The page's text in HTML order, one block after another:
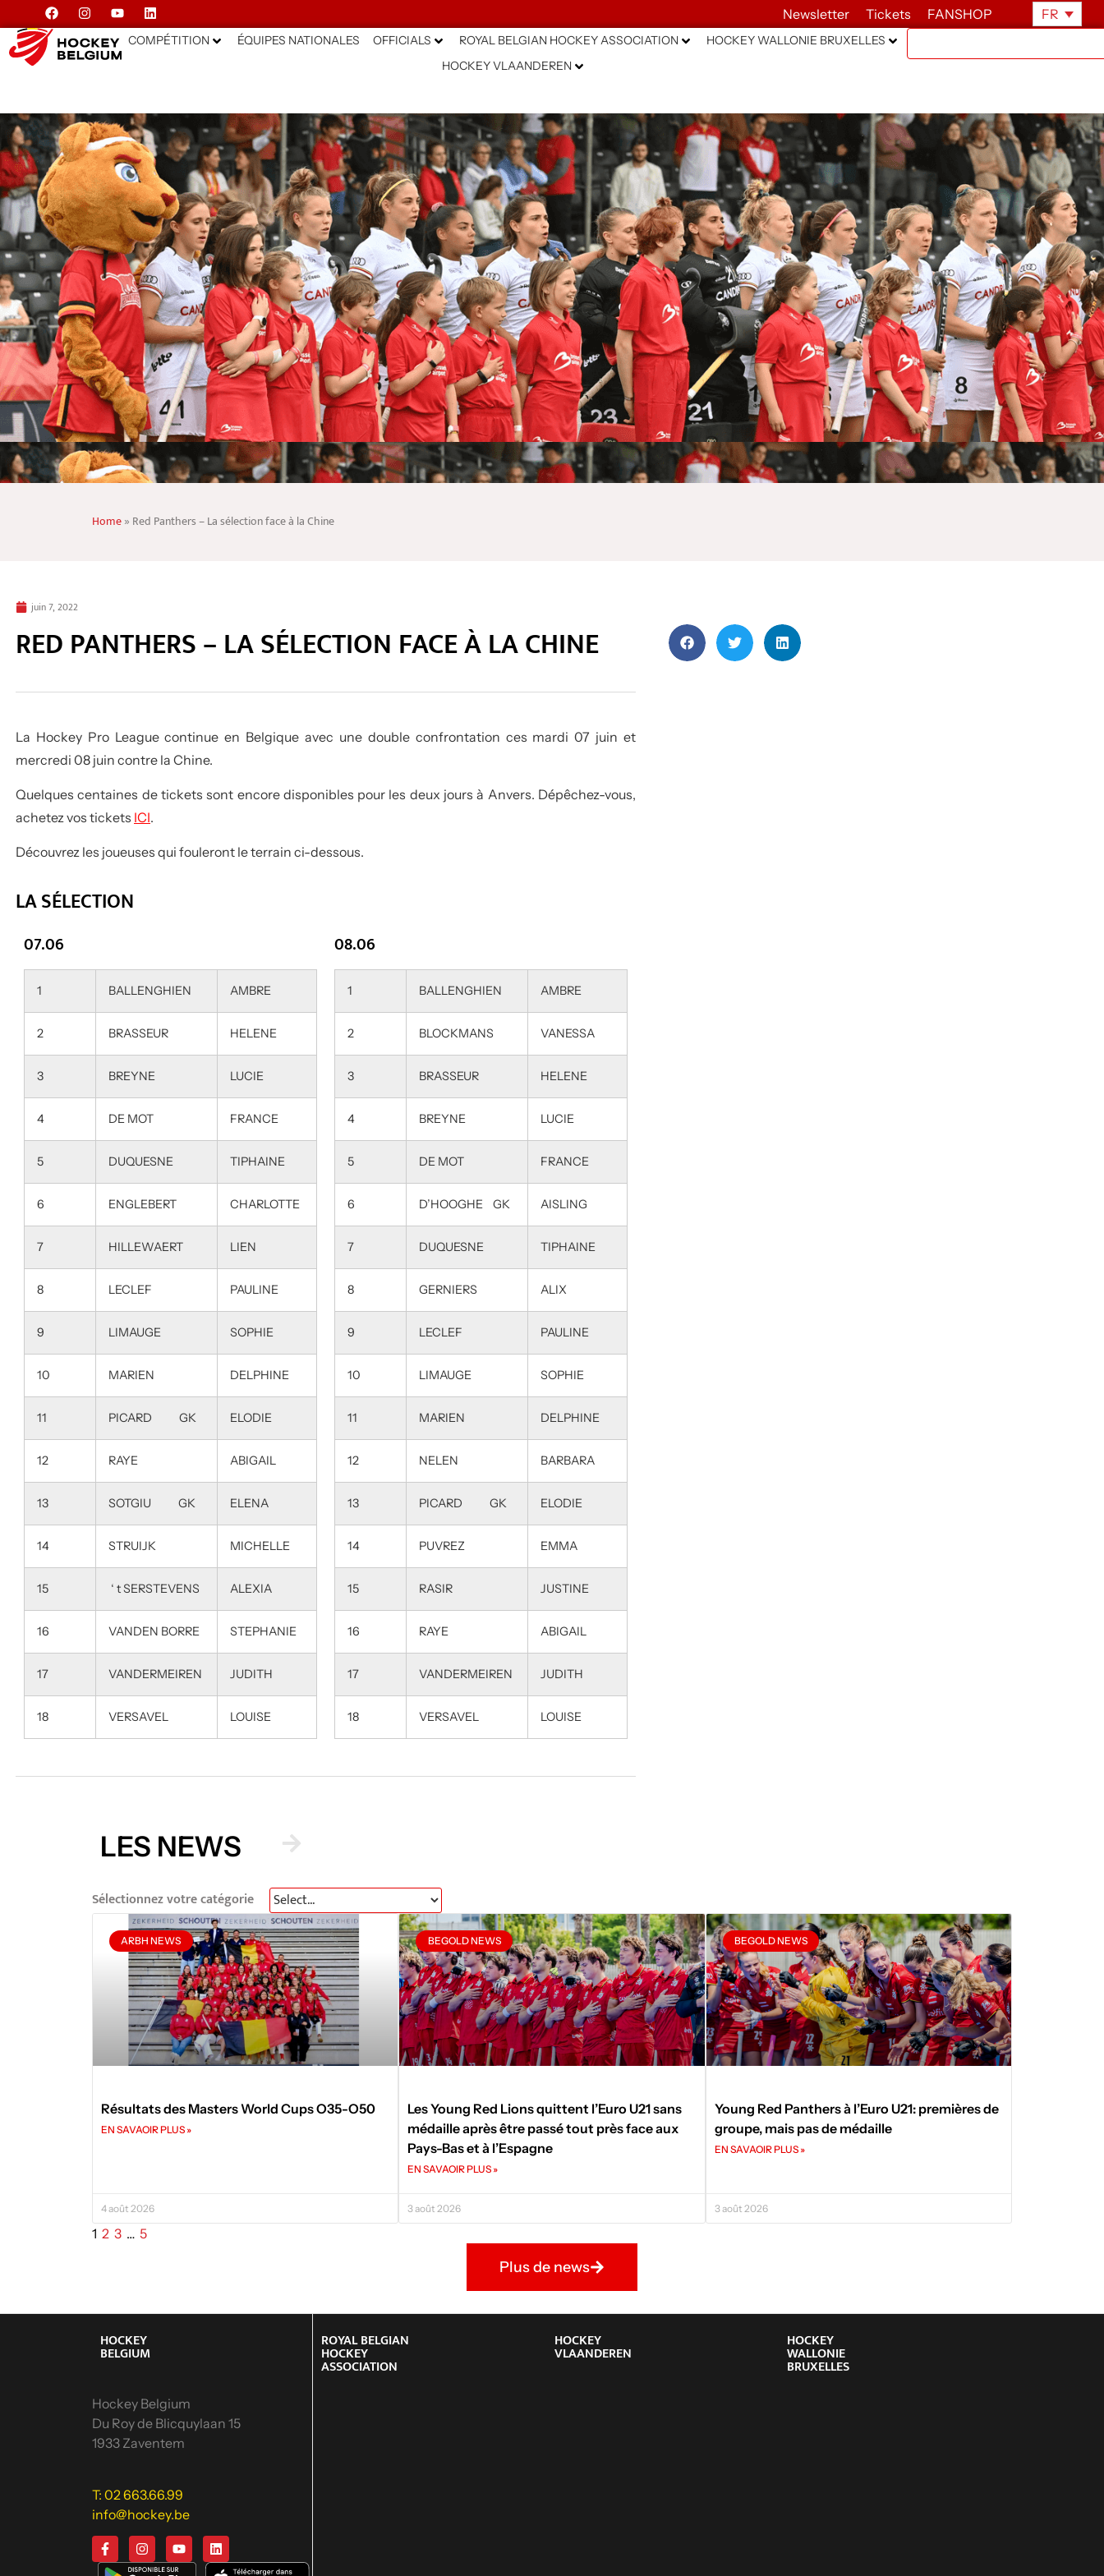
Newsletter Tickets FANSHOP FR
COMPÉTITION ÉQUIPES NATIONALES OFFICIALS ROYAL BELGIAN HOCKEY ASSOCIATION
HOCKEY WALLONIE BRUXELLES
HOCKEY VLAANDEREN
Home» Red Panthers – La sélection face à la Chine
juin 7, 2022
RED PANTHERS – LA SÉLECTION FACE À LA CHINE
La Hockey Pro Leaguecontinue en Belgique avec une double confrontation ces mardi 07 juin et
mercredi 08 juin contre la Chine.
Quelques centaines de tickets sont encore disponibles pour les deux jours à Anvers. Dépêchez-vous,
achetez vos tickets ICI.
Découvrez les joueuses qui fouleront le terrain ci-dessous.
LA SÉLECTION
07.06
1 BALLENGHIEN AMBRE
2 BRASSEUR HELENE
3 BREYNE LUCIE
4 DE MOT FRANCE
5 DUQUESNE TIPHAINE
6 ENGLEBERT CHARLOTTE
7 HILLEWAERT LIEN
8 LECLEF PAULINE
9 LIMAUGE SOPHIE
10 MARIEN DELPHINE
11 PICARD GK ELODIE
12 RAYE ABIGAIL
13 SOTGIU GK ELENA
14 STRUIJK MICHELLE
15 ‘ t SERSTEVENS ALEXIA
16 VANDEN BORRE STEPHANIE
17 VANDERMEIREN JUDITH
18 VERSAVEL LOUISE
08.06
1 BALLENGHIEN AMBRE
2 BLOCKMANS VANESSA
3 BRASSEUR HELENE
4 BREYNE LUCIE
5 DE MOT FRANCE
6 D’HOOGHE GK AISLING
7 DUQUESNE TIPHAINE
8 GERNIERS ALIX
9 LECLEF PAULINE
10 LIMAUGE SOPHIE
11 MARIEN DELPHINE
12 NELEN BARBARA
13 PICARD GK ELODIE
14 PUVREZ EMMA
15 RASIR JUSTINE
16 RAYE ABIGAIL
17 VANDERMEIREN JUDITH
18 VERSAVEL LOUISE
LES NEWS
Sélectionnez votre catégorie
ARBH NEWS
Résultats des Masters World Cups O35-O50
EN SAVAOIR PLUS »
4 août 2026
BEGOLD NEWS
Les Young Red Lions quittent l’Euro U21 sans
médaille après être passé tout près face aux
Pays-Bas et à l’Espagne
EN SAVAOIR PLUS »
3 août 2026
BEGOLD NEWS
Young Red Panthers à l’Euro U21: premières de
groupe, mais pas de médaille
EN SAVAOIR PLUS »
3 août 2026
1 2 3 … 5
Plus de news
HOCKEY
BELGIUM
Hockey Belgium
Du Roy de Blicquylaan 15
1933 Zaventem
T: 02 663.66.99
info@hockey.be
ROYAL BELGIAN
HOCKEY
ASSOCIATION
HOCKEY
VLAANDEREN
HOCKEY
WALLONIE
BRUXELLES